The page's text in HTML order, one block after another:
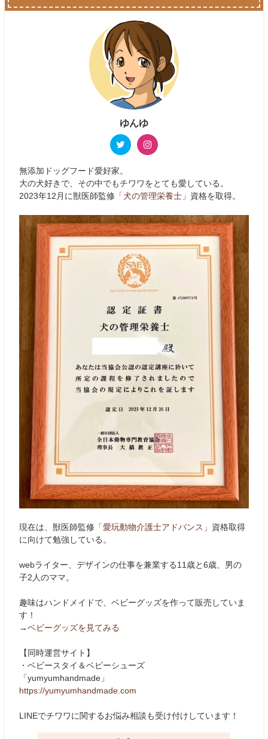
ゆんゆ
無添加ドッグフード愛好家。
大の犬好きで、その中でもチワワをとても愛している。
2023年12月に獣医師監修 「犬の管理栄養士」 資格を取得。
現在は、獣医師監修 「愛玩動物介護士アドバンス」 資格取得
に向けて勉強している。
webライター、デザインの仕事を兼業する11歳と6歳、男の
子2人のママ。
趣味はハンドメイドで、ベビーグッズを作って販売していま
す！
→ベビーグッズを見てみる
【同時運営サイト】
・ベビースタイ＆ベビーシューズ
「yumyumhandmade」
https://yumyumhandmade.com
LINEでチワワに関するお悩み相談も受け付けしています！